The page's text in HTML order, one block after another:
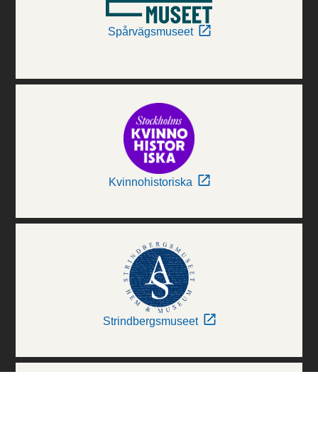
Spårvägsmuseet
Kvinnohistoriska
Strindbergsmuseet